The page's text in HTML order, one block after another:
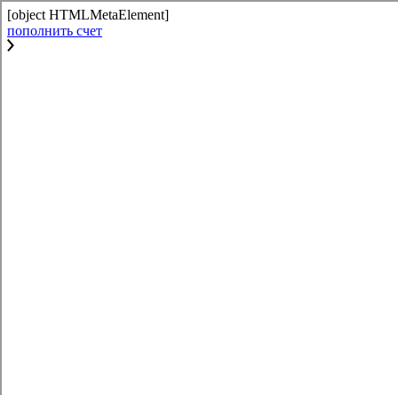
[object HTMLMetaElement]
пополнить счет